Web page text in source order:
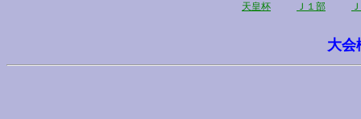
天皇杯 Ｊ１部
大会